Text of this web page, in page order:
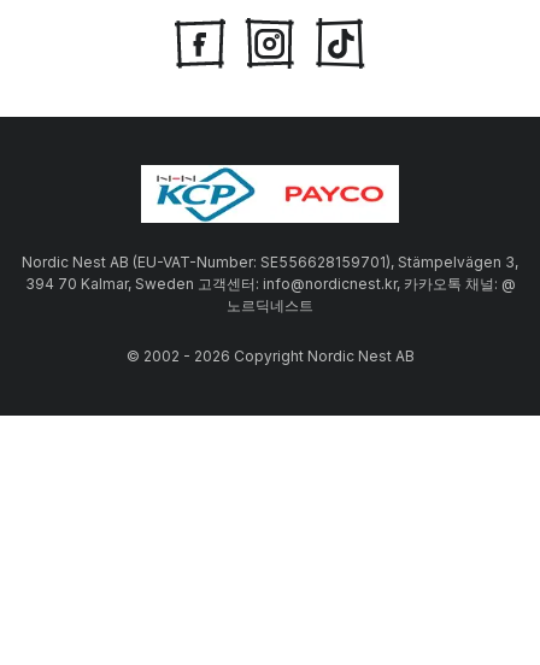
Nordic Nest AB (EU-VAT-Number: SE556628159701), Stämpelvägen 3,
394 70 Kalmar, Sweden 고객센터: info@nordicnest.kr, 카카오톡 채널: @
노르딕네스트
© 2002 - 2026 Copyright Nordic Nest AB